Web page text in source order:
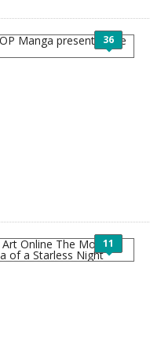
36
11